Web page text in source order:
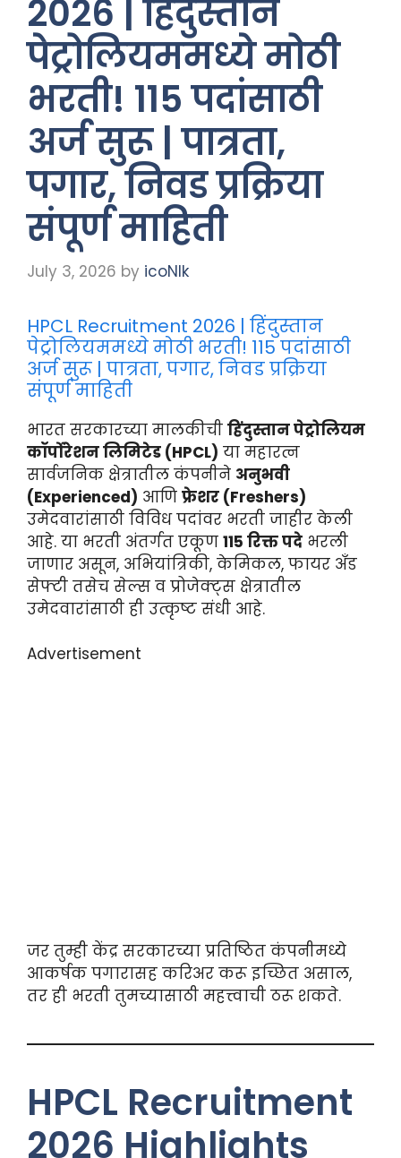
2026 | हिंदुस्तान
पेट्रोलियममध्ये मोठी
भरती! 115 पदांसाठी
अर्ज सुरू | पात्रता,
पगार, निवड प्रक्रिया
संपूर्ण माहिती
July 3, 2026 by icoNIk
HPCL Recruitment 2026 | हिंदुस्तान
पेट्रोलियममध्ये मोठी भरती! 115 पदांसाठी
अर्ज सुरू | पात्रता, पगार, निवड प्रक्रिया
संपूर्ण माहिती
भारत सरकारच्या मालकीची हिंदुस्तान पेट्रोलियम
कॉर्पोरेशन लिमिटेड (HPCL) या महारत्न
सार्वजनिक क्षेत्रातील कंपनीने अनुभवी
(Experienced) आणि फ्रेशर (Freshers)
उमेदवारांसाठी विविध पदांवर भरती जाहीर केली
आहे. या भरती अंतर्गत एकूण 115 रिक्त पदे भरली
जाणार असून, अभियांत्रिकी, केमिकल, फायर अँड
सेफ्टी तसेच सेल्स व प्रोजेक्ट्स क्षेत्रातील
उमेदवारांसाठी ही उत्कृष्ट संधी आहे.
Advertisement
जर तुम्ही केंद्र सरकारच्या प्रतिष्ठित कंपनीमध्ये
आकर्षक पगारासह करिअर करू इच्छित असाल,
तर ही भरती तुमच्यासाठी महत्त्वाची ठरू शकते.
HPCL Recruitment
2026 Highlights